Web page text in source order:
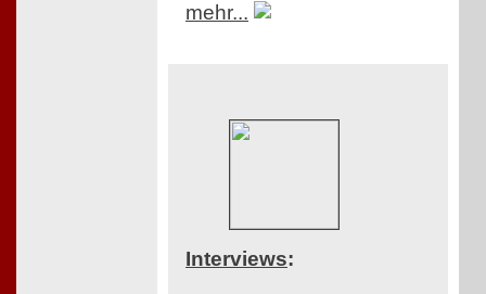
mehr...
Interviews: